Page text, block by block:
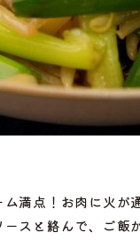
満点！お肉に火が
スと絡んで、ご飯